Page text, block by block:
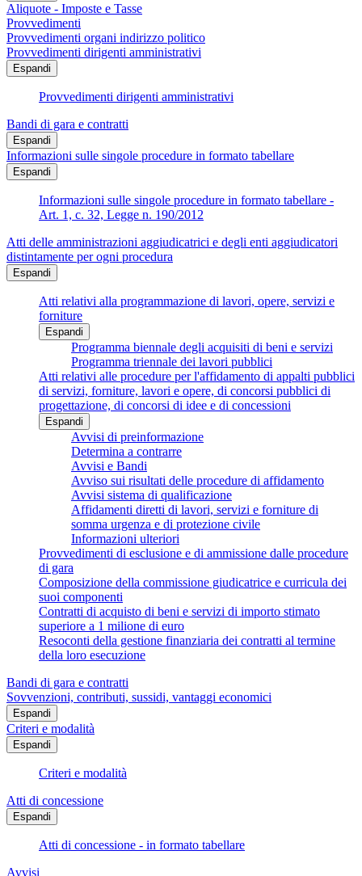
Aliquote - Imposte e Tasse
Provvedimenti
Provvedimenti organi indirizzo politico
Provvedimenti dirigenti amministrativi
Espandi
Provvedimenti dirigenti amministrativi
Bandi di gara e contratti
Espandi
Informazioni sulle singole procedure in formato tabellare
Espandi
Informazioni sulle singole procedure in formato tabellare -
Art. 1, c. 32, Legge n. 190/2012
Atti delle amministrazioni aggiudicatrici e degli enti aggiudicatori
distintamente per ogni procedura
Espandi
Atti relativi alla programmazione di lavori, opere, servizi e
forniture
Espandi
Programma biennale degli acquisiti di beni e servizi
Programma triennale dei lavori pubblici
Atti relativi alle procedure per l'affidamento di appalti pubblici
di servizi, forniture, lavori e opere, di concorsi pubblici di
progettazione, di concorsi di idee e di concessioni
Espandi
Avvisi di preinformazione
Determina a contrarre
Avvisi e Bandi
Avviso sui risultati delle procedure di affidamento
Avvisi sistema di qualificazione
Affidamenti diretti di lavori, servizi e forniture di
somma urgenza e di protezione civile
Informazioni ulteriori
Provvedimenti di esclusione e di ammissione dalle procedure
di gara
Composizione della commissione giudicatrice e curricula dei
suoi componenti
Contratti di acquisto di beni e servizi di importo stimato
superiore a 1 milione di euro
Resoconti della gestione finanziaria dei contratti al termine
della loro esecuzione
Bandi di gara e contratti
Sovvenzioni, contributi, sussidi, vantaggi economici
Espandi
Criteri e modalità
Espandi
Criteri e modalità
Atti di concessione
Espandi
Atti di concessione - in formato tabellare
Avvisi